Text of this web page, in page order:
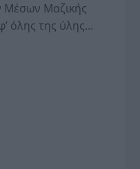
Μέσων Μαζικής
όλης της ύλης